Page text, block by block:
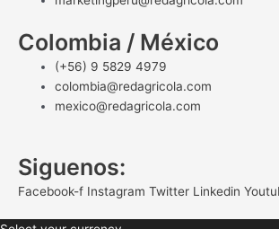
Colombia / México
(+56) 9 5829 4979
colombia@redagricola.com
mexico@redagricola.com
Siguenos:
Facebook-f Instagram Twitter Linkedin